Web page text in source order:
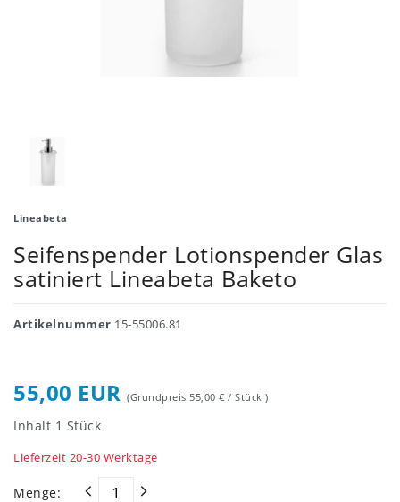
Lineabeta
Seifenspender Lotionspender Glas
satiniert Lineabeta Baketo
Artikelnummer 15-55006.81
55,00 EUR (Grundpreis 55,00 € / Stück )
Inhalt 1 Stück
Lieferzeit 20-30 Werktage
Menge: